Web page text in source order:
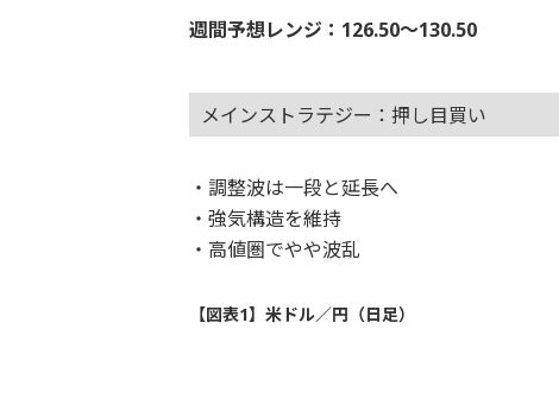
週間予想レンジ：126.50～130.50
メインストラテジー：押し目買い
・調整波は一段と延長へ
・強気構造を維持
・高値圏でやや波乱
【図表1】米ドル／円（日足）